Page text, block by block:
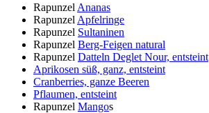
Rapunzel Ananas
Rapunzel Apfelringe
Rapunzel Sultaninen
Rapunzel Berg-Feigen natural
Rapunzel Datteln Deglet Nour, entsteint
Aprikosen süß, ganz, entsteint
Cranberries, ganze Beeren
Pflaumen, entsteint
Rapunzel Mangos